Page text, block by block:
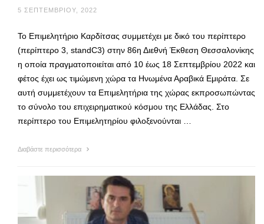
5 ΣΕΠΤΕΜΒΡΊΟΥ, 2022
Το Επιμελητήριο Καρδίτσας συμμετέχει με δικό του περίπτερο
(περίπτερο 3, standC3) στην 86η Διεθνή Έκθεση Θεσσαλονίκης
η οποία πραγματοποιείται από 10 έως 18 Σεπτεμβρίου 2022 και
φέτος έχει ως τιμώμενη χώρα τα Ηνωμένα Αραβικά Εμιράτα. Σε
αυτή συμμετέχουν τα Επιμελητήρια της χώρας εκπροσωπώντας
το σύνολο του επιχειρηματικού κόσμου της Ελλάδας. Στο
περίπτερο του Επιμελητηρίου φιλοξενούνται …
Διαβάστε περισσότερα